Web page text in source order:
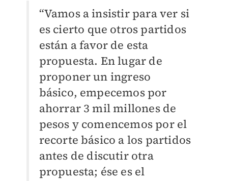
“Vamos a insistir para ver si
es cierto que otros partidos
están a favor de esta
propuesta. En lugar de
proponer un ingreso
básico, empecemos por
ahorrar 3 mil millones de
pesos y comencemos por el
recorte básico a los partidos
antes de discutir otra
propuesta; ése es el